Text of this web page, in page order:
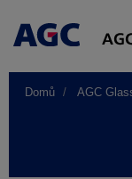
Main
Domů AGC